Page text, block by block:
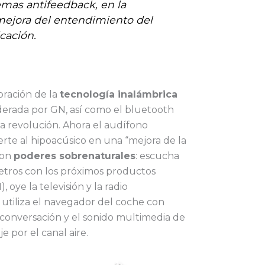
antifeedback, en la
del entendimiento del
de la tecnología inalámbrica
por GN, así como el bluetooth
revolución. Ahora el audífono
al hipoacúsico en una “mejora de la
poderes sobrenaturales: escucha
con los próximos productos
oye la televisión y la radio
el navegador del coche con
y el sonido multimedia de
por el canal aire.